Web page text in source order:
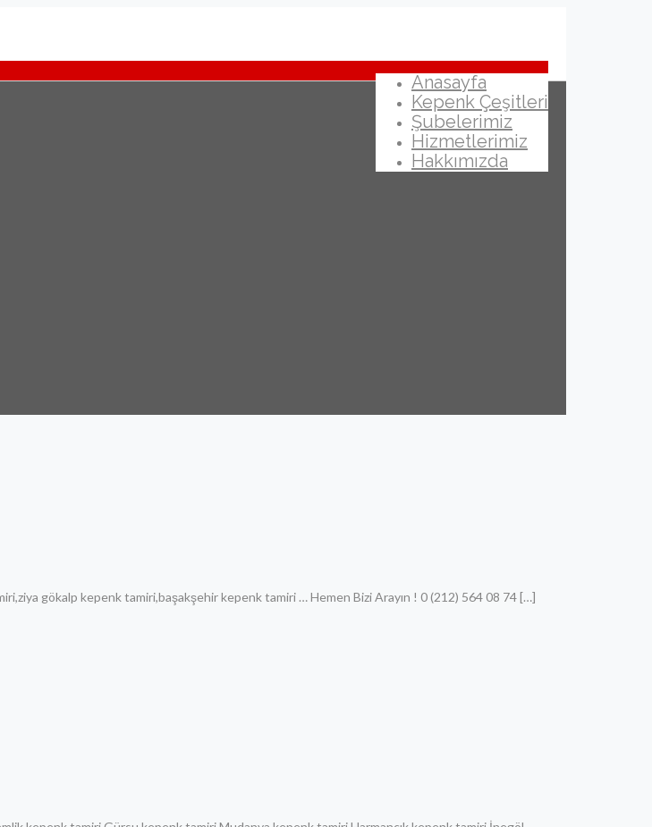
Anasayfa
Kepenk Çeşitleri
Şubelerimiz
Hizmetlerimiz
Hakkımızda
gökalp kepenk tamiri,başakşehir kepenk tamiri … Hemen Bizi Arayın ! 0 (212) 564 08 74 […]